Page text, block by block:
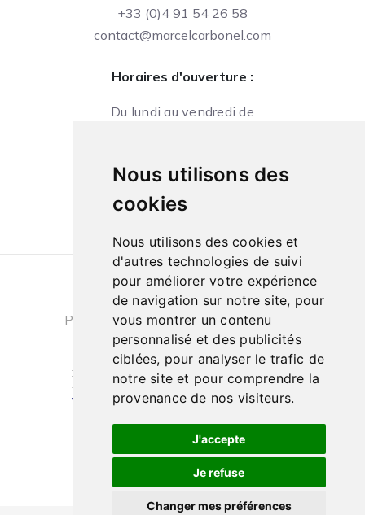
Nous utilisons des
cookies
Nous utilisons des cookies et
d'autres technologies de suivi
pour améliorer votre expérience
de navigation sur notre site, pour
vous montrer un contenu
personnalisé et des publicités
ciblées, pour analyser le trafic de
notre site et pour comprendre la
provenance de nos visiteurs.
J'accepte
Je refuse
Changer mes préférences
+33 (0)4 91 54 26 58
contact@marcelcarbonel.com
Horaires d'ouverture :
Du lundi au vendredi de
10h à 13h et de 14h à 18h
Conditions générales de ventes
|
Politique de confidentialité
| Cookies